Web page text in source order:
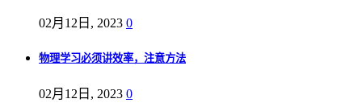
02月12日, 2023 0
物理学习必须讲效率，注意方法
02月12日, 2023 0